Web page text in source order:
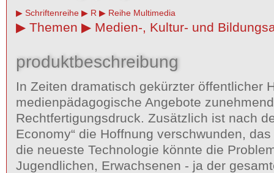
Schriftenreihe R Reihe Multimedia
Themen Medien-, Kultur- und
produktbeschreibung
In Zeiten dramatisch gekürzter öffentlicher
medienpädagogische Angebote
Rechtfertigungsdruck. Zusätzlich ist nach
Economy“ die Hoffnung verschwunden,
die neueste Technologie könnte die
Jugendlichen, Erwachsenen - ja der